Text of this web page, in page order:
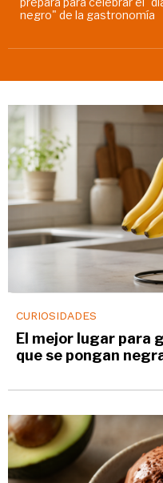
negro" de la gastronomía
CURIOSIDADES
El mejor lugar para
que se pongan